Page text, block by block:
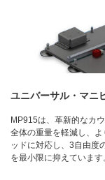
ユニバーサル・マニ
MP915は、革新的なカ
全体の重量を軽減し、
ッドに対応し、3自由度
を最小限に抑えています